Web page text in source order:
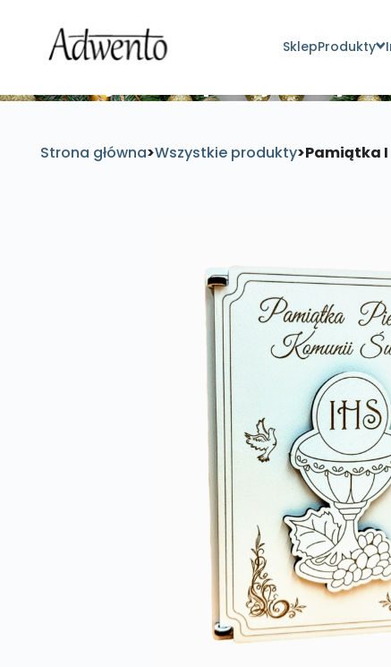
SklepProdukty
Strona główna>Wszystkie produkty>Pamiątka